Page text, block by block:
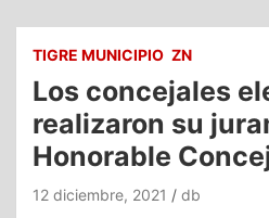
TIGRE MUNICIPIO ZN
Los concejales
realizaron su
Honorable
12 diciembre, 2021 db